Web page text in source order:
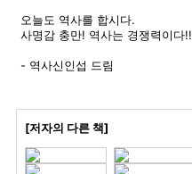
오늘도 역사를 합시다.
사명감 충만! 역사는 경쟁력이다!!
- 역사신인섭 드림
[저자의 다른 책]